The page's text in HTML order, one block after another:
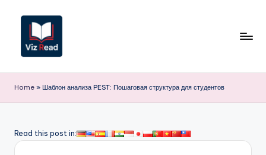
Перейти
содержимому
iz
R
a
Home » Шаблон анализа PEST: Пошаговая структура для студентов
Read this post in: